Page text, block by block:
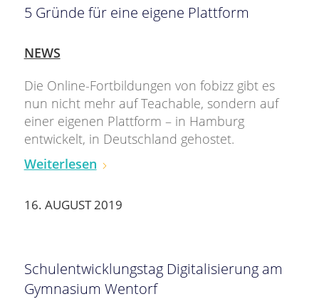
5 Gründe für eine eigene Plattform
NEWS
Die Online-Fortbildungen von fobizz gibt es
nun nicht mehr auf Teachable, sondern auf
einer eigenen Plattform – in Hamburg
entwickelt, in Deutschland gehostet.
Weiterlesen
16. AUGUST 2019
Schulentwicklungstag Digitalisierung am
Gymnasium Wentorf